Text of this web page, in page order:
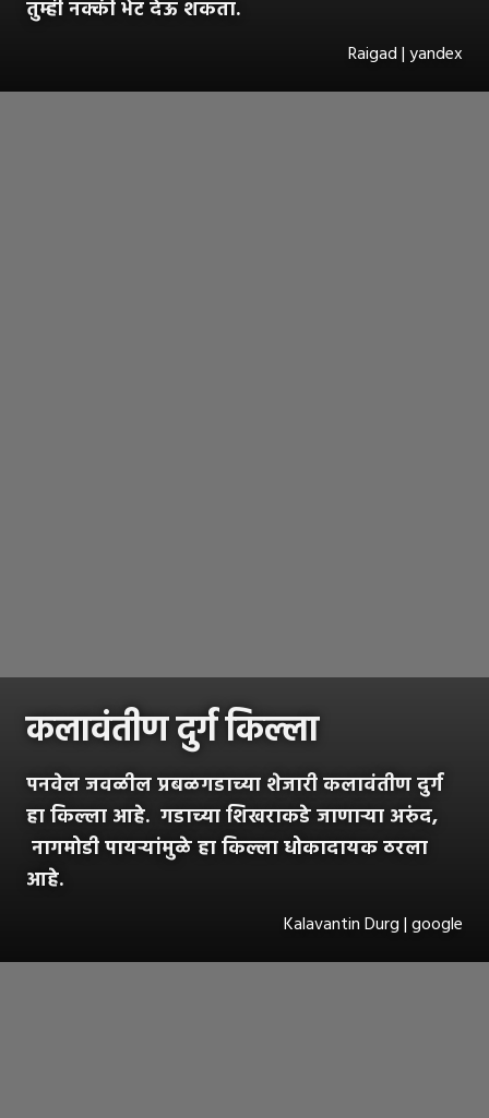
तुम्ही नक्की भेट देऊ शकता.
Raigad | yandex
कलावंतीण दुर्ग किल्ला
पनवेल जवळील प्रबळगडाच्या शेजारी कलावंतीण दुर्ग
हा किल्ला आहे. गडाच्या शिखराकडे जाणाऱ्या अरुंद,
नागमोडी पायऱ्यांमुळे हा किल्ला धोकादायक ठरला
आहे.
Kalavantin Durg | google